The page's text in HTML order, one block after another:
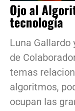
Ojo al
tecnología
Luna Gallardo
de
temas
algoritmos,
ocupan las